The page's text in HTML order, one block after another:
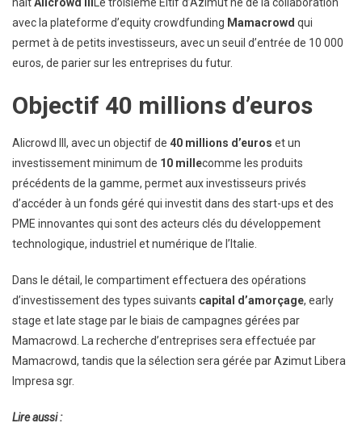
avec la plateforme d’equity crowdfunding Mamacrowd qui
permet à de petits investisseurs, avec un seuil d’entrée de 10 000
euros, de parier sur les entreprises du futur.
Objectif 40 millions d’euros
Alicrowd III, avec un objectif de 40 millions d’euros et un
investissement minimum de 10 millecomme les produits
précédents de la gamme, permet aux investisseurs privés
d’accéder à un fonds géré qui investit dans des start-ups et des
PME innovantes qui sont des acteurs clés du développement
technologique, industriel et numérique de l’Italie.
Dans le détail, le compartiment effectuera des opérations
d’investissement des types suivants capital d’amorçage, early
stage et late stage par le biais de campagnes gérées par
Mamacrowd. La recherche d’entreprises sera effectuée par
Mamacrowd, tandis que la sélection sera gérée par Azimut Libera
Impresa sgr.
Lire aussi :